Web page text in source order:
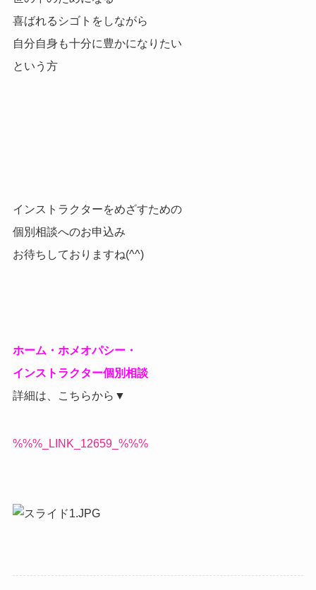
喜ばれるシゴトをしながら
自分自身も十分に豊かになりたい
という方
インストラクターをめざすための
個別相談へのお申込み
お待ちしておりますね(^^)
ホーム・ホメオパシー・
インストラクター個別相談
詳細は、こちらから▼
%%%_LINK_12659_%%%